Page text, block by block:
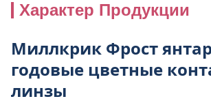
Характер Продукции
Миллкрик Фрост
годовые цветные
линзы